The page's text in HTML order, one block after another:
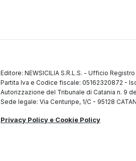
Editore: NEWSICILIA S.R.L.S. - Ufficio Registro
Partita Iva e Codice fiscale: 05162320872 -
Autorizzazione del Tribunale di Catania n. 9
Sede legale: Via Centuripe, 1/C - 95128
Privacy Policy e Cookie Policy